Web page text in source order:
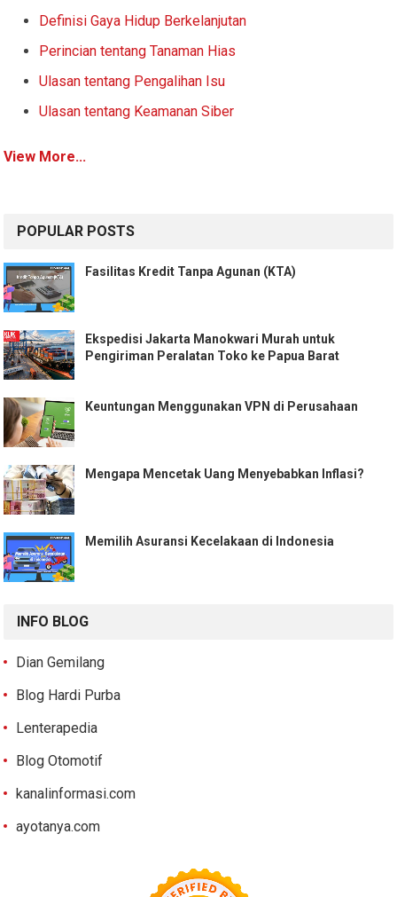
Definisi Gaya Hidup Berkelanjutan
Perincian tentang Tanaman Hias
Ulasan tentang Pengalihan Isu
Ulasan tentang Keamanan Siber
View More...
POPULAR POSTS
Fasilitas Kredit Tanpa Agunan (KTA)
Ekspedisi Jakarta Manokwari Murah untuk
Pengiriman Peralatan Toko ke Papua Barat
Keuntungan Menggunakan VPN di Perusahaan
Mengapa Mencetak Uang Menyebabkan Inflasi?
Memilih Asuransi Kecelakaan di Indonesia
INFO BLOG
Dian Gemilang
Blog Hardi Purba
Lenterapedia
Blog Otomotif
kanalinformasi.com
ayotanya.com